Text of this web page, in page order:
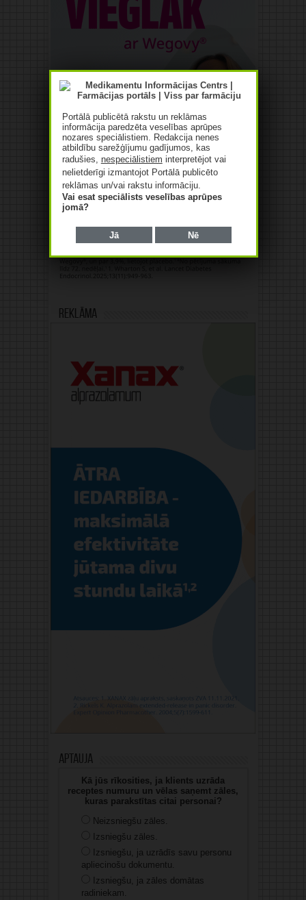
Reklāma
Aptauja
Kā jūs rīkosities, ja klients uzrāda
receptes numuru un vēlas saņemt zāles,
kuras parakstītas citai personai?
Neizsniegšu zāles.
Izsniegšu zāles.
Izsniegšu, ja uzrādīs savu personu
apliecinošu dokumentu.
Izsniegšu, ja zāles domātas
radiniekam.
Portālā publicētā rakstu un reklāmas
informācija paredzēta veselības aprūpes
nozares speciālistiem. Redakcija nenes
atbildību sarežģījumu gadījumos, kas
radušies, nespeciālistiem interpretējot vai
nelietderīgi izmantojot Portālā publicēto
reklāmas un/vai rakstu informāciju.
Vai esat speciālists veselības aprūpes
jomā?
Jā Nē